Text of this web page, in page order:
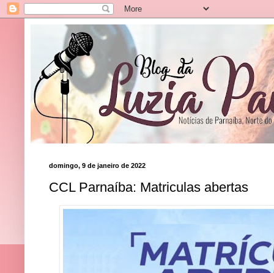
domingo, 9 de janeiro de 2022
CCL Parnaíba: Matriculas abertas